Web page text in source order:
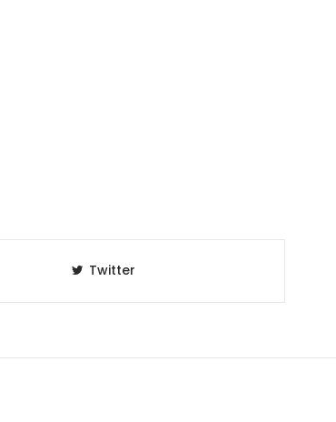
Twitter